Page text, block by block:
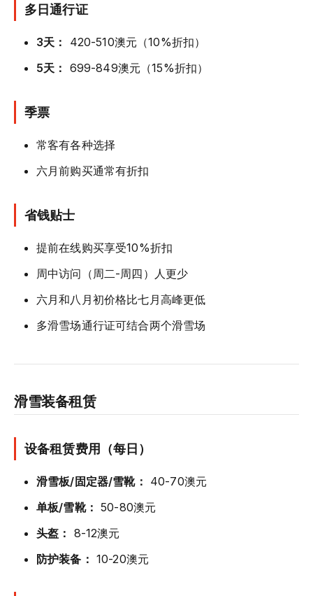
多日通行证
3天：
420-510澳元（10%折扣）
5天： 699-849澳元（15%折扣）
季票
常客有各种选择
六月前购买通常有折扣
省钱贴士
提前在线购买享受10%折扣
周中访问（周二-周四）人更少
六月和八月初价格比七月高峰更低
多滑雪场通行证可结合两个滑雪场
滑雪装备租赁
设备租赁费用（每日）
滑雪板/固定器/雪靴： 40-70澳元
单板/雪靴： 50-80澳元
头盔： 8-12澳元
防护装备： 10-20澳元